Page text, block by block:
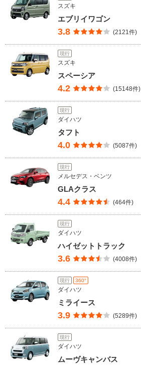
スズキ
エブリイワゴン
3.8 (2121件)
現行
スズキ
スペーシア
4.2 (15148件)
現行
ダイハツ
タフト
4.0 (5087件)
現行
メルセデス・ベンツ
GLAクラス
4.4 (464件)
現行
ダイハツ
ハイゼットトラック
3.6 (4008件)
現行 360°
ダイハツ
ミライース
3.9 (5289件)
現行
ダイハツ
ムーヴキャンバス